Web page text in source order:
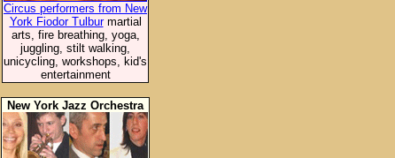
Circus performers from New
York Fiodor Tulburmartial
arts, fire breathing, yoga,
juggling, stilt walking,
unicycling, workshops, kid's
entertainment
New York Jazz Orchestra